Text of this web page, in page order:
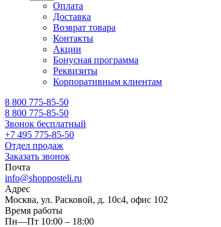
Оплата
Доставка
Возврат товара
Контакты
Акции
Бонусная программа
Реквизиты
Корпоративным клиентам
8 800 775-85-50
8 800 775-85-50
Звонок бесплатный
+7 495 775-85-50
Отдел продаж
Заказать звонок
Почта
info@shopposteli.ru
Адрес
Москва, ул. Расковой, д. 10с4, офис 102
Время работы
Пн—Пт 10:00 – 18:00